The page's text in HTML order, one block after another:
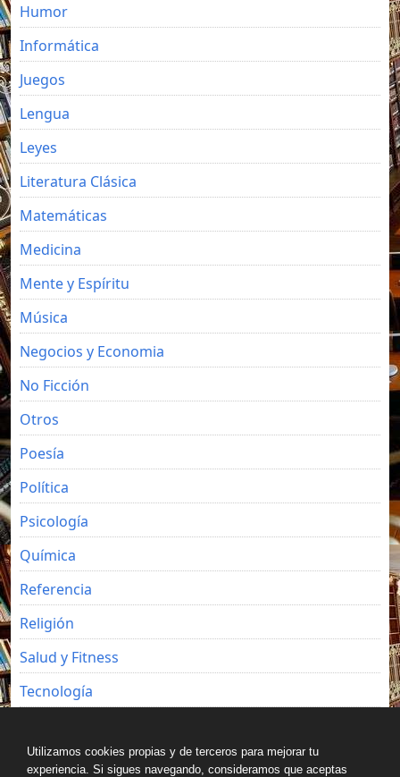
Humor
Informática
Juegos
Lengua
Leyes
Literatura Clásica
Matemáticas
Medicina
Mente y Espíritu
Música
Negocios y Economia
No Ficción
Otros
Poesía
Política
Psicología
Química
Referencia
Religión
Salud y Fitness
Tecnología
Utilizamos cookies propias y de terceros para mejorar tu
experiencia. Si sigues navegando, consideramos que aceptas